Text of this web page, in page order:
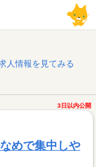
人情報を見てみる
3日以内公開
めで集中しや